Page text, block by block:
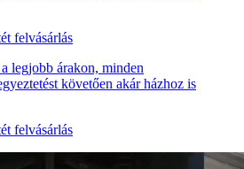
felvásárlás
legjobb árakon, minden
követően akár házhoz is
felvásárlás